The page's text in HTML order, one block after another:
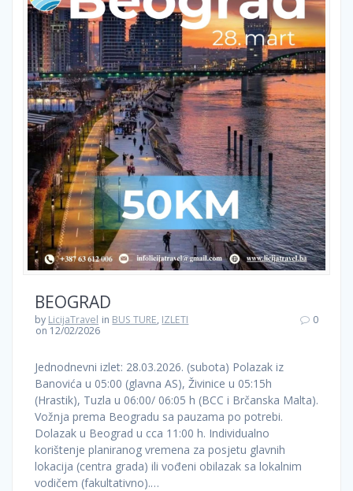
BEOGRAD
by LicijaTravel in BUS TURE, IZLETI
on 12/02/2026
0
Jednodnevni izlet: 28.03.2026. (subota) Polazak iz
Banovića u 05:00 (glavna AS), Živinice u 05:15h
(Hrastik), Tuzla u 06:00/ 06:05 h (BCC i Brčanska Malta).
Vožnja prema Beogradu sa pauzama po potrebi.
Dolazak u Beograd u cca 11:00 h. Individualno
korištenje planiranog vremena za posjetu glavnih
lokacija (centra grada) ili vođeni obilazak sa lokalnim
vodičem (fakultativno).…